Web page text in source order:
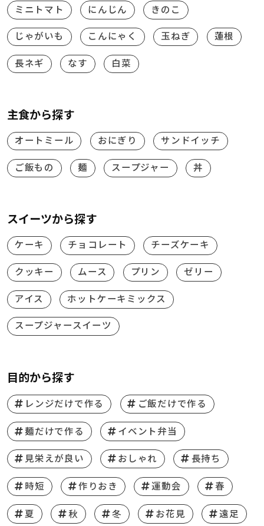
ミニトマト にんじん きのこ
じゃがいも こんにゃく 玉ねぎ 蓮根
長ネギ なす 白菜
主食から探す
オートミール おにぎり サンドイッチ
ご飯もの 麺 スープジャー 丼
スイーツから探す
ケーキ チョコレート チーズケーキ
クッキー ムース プリン ゼリー
アイス ホットケーキミックス
スープジャースイーツ
目的から探す
レンジだけで作る ご飯だけで作る
麺だけで作る イベント弁当
見栄えが良い おしゃれ 長持ち
時短 作りおき 運動会 春
夏 秋 冬 お花見 遠足